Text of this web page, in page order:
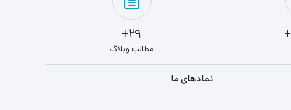
29+
مطالب وبلاگ
نمادهای ما